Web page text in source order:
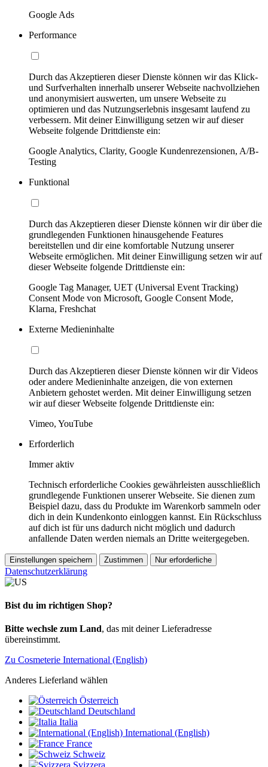
Google Ads
Performance
Durch das Akzeptieren dieser Dienste können wir das Klick-
und Surfverhalten innerhalb unserer Webseite nachvollziehen
und anonymisiert auswerten, um unsere Webseite zu
optimieren und das Nutzungserlebnis insgesamt laufend zu
verbessern. Mit deiner Einwilligung setzen wir auf dieser
Webseite folgende Drittdienste ein:
Google Analytics, Clarity, Google Kundenrezensionen, A/B-
Testing
Funktional
Durch das Akzeptieren dieser Dienste können wir dir über die
grundlegenden Funktionen hinausgehende Features
bereitstellen und dir eine komfortable Nutzung unserer
Webseite ermöglichen. Mit deiner Einwilligung setzen wir auf
dieser Webseite folgende Drittdienste ein:
Google Tag Manager, UET (Universal Event Tracking)
Consent Mode von Microsoft, Google Consent Mode,
Klarna, Freshchat
Externe Medieninhalte
Durch das Akzeptieren dieser Dienste können wir dir Videos
oder andere Medieninhalte anzeigen, die von externen
Anbietern gehostet werden. Mit deiner Einwilligung setzen
wir auf dieser Webseite folgende Drittdienste ein:
Vimeo, YouTube
Erforderlich
Immer aktiv
Technisch erforderliche Cookies gewährleisten ausschließlich
grundlegende Funktionen unserer Webseite. Sie dienen zum
Beispiel dazu, dass du Produkte im Warenkorb sammeln oder
dich in dein Kundenkonto einloggen kannst. Ein Rückschluss
auf dich ist für uns dadurch nicht möglich und dadurch
anfallende Daten werden niemals an Dritte weitergegeben.
Einstellungen speichern Zustimmen Nur erforderliche
Datenschutzerklärung
Bist du im richtigen Shop?
Bitte wechsle zum Land, das mit deiner Lieferadresse
übereinstimmt.
Zu Cosmeterie International (English)
Anderes Lieferland wählen
Österreich
Deutschland
Italia
International (English)
France
Schweiz